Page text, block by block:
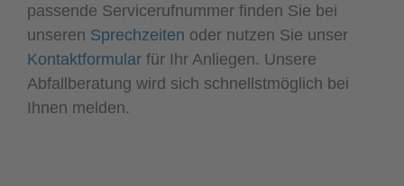
passende Servicerufnummer finden Sie bei
unseren Sprechzeiten oder nutzen Sie unser
Kontaktformular für Ihr Anliegen. Unsere
Abfallberatung wird sich schnellstmöglich bei
Ihnen melden.